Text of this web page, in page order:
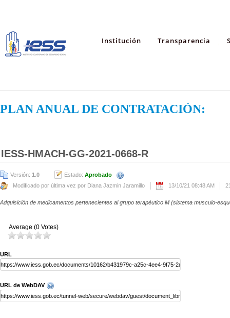
Institución Transparencia
PLAN ANUAL DE CONTRATACIÓN:
IESS-HMACH-GG-2021-0668-R
Versión: 1.0 Estado: Aprobado
Modificado por última vez por Diana Jazmin Jaramillo
13/10/21 08:48 AM
Adquisición de medicamentos pertenecientes al grupo terapéutico M (sistema musculo-
Average (0 Votes)
URL
URL de WebDAV